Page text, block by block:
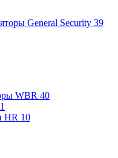
General Security 39
WBR 40
HR 10